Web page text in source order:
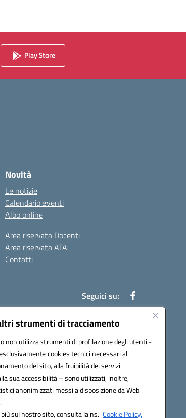
strumenti di tracciamento
non utilizza strumenti di profilazione degli utenti -
cookies tecnici necessari al
del sito, alla fruibilità dei servizi
sua accessibilità – sono utilizzati, inoltre,
anonimizzati messi a disposizione da Web
sul nostro sito, consulta la ns. Cookie Policy.
Play Store
Novità
Le notizie
Calendario eventi
Albo online
Area riservata Docenti
Area riservata ATA
Contatti
Seguici su: